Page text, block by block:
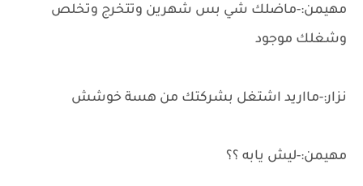
مهيمن:-ماضلك شي بس شهرين وتتخرج وتخلص
وشغلك موجود
نزار:-مااريد اشتغل بشركتك من هسة خوشش
مهيمن:-ليش يابه ؟؟